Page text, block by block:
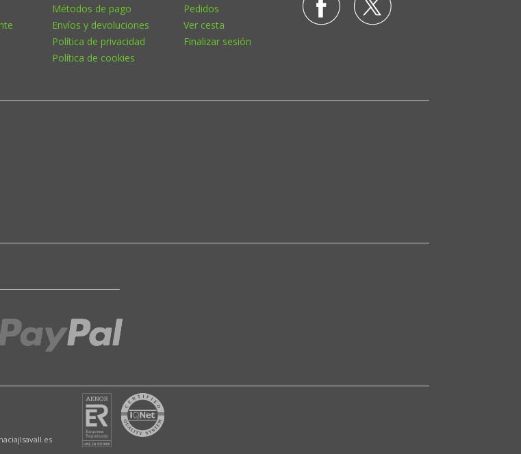
Métodos de pago
Envíos y devoluciones
Política de privacidad
Política de cookies
Pedidos
Ver cesta
Finalizar sesión